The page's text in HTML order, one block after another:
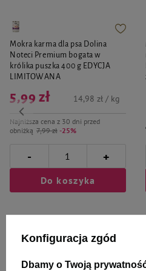
Mokra karma dla psa Dolina
Noteci Premium bogata w
królika puszka 400 g EDYCJA
LIMITOWANA
Najniższa cena z 30 dni przed
obniżką 7,99 zł -25%
5,99 zł 14,98 zł / kg
- +
Do koszyka
Konfiguracja zgód
Dbamy o Twoją